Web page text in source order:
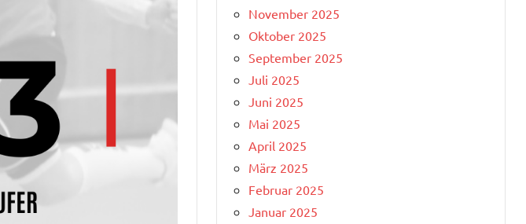
November 2025
Oktober 2025
September 2025
Juli 2025
Juni 2025
Mai 2025
April 2025
März 2025
Februar 2025
Januar 2025